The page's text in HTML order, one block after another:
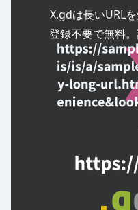
X.gdは長いURL
登録不要で無料。